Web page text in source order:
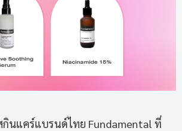
กินแคร์แบรนด์ไทย Fundamental ที่